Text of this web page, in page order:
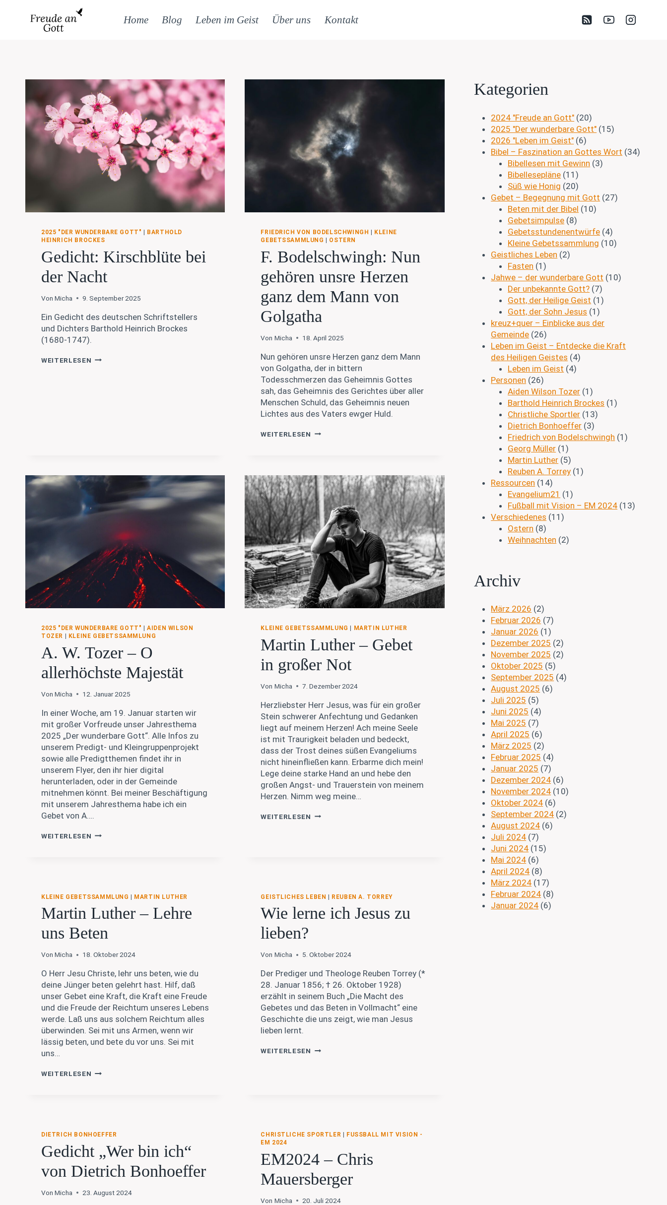
Home Blog Leben im Geist Über uns Kontakt
2025 "DER WUNDERBARE GOTT"
BARTHOLD
HEINRICH BROCKES
Gedicht: Kirschblüte bei
der Nacht
Von Micha 9. September 2025
Ein Gedicht des deutschen Schriftstellers
und Dichters Barthold Heinrich Brockes
(1680-1747).
WEITERLESEN GEDICHT:
FRIEDRICH VON BODELSCHWINGH
KLEINE
GEBETSSAMMLUNG
OSTERN
F. Bodelschwingh: Nun
gehören unsre Herzen
ganz dem Mann von
Golgatha
Von Micha 18. April 2025
Nun gehören unsre Herzen ganz dem Mann
von Golgatha, der in bittern
Todesschmerzen das Geheimnis Gottes
sah, das Geheimnis des Gerichtes über aller
Menschen Schuld, das Geheimnis neuen
Lichtes aus des Vaters ewger Huld.
WEITERLESEN F.
HERZEN
GANZ
DEM
MANN
VON
GOLGATHA
2025 "DER WUNDERBARE GOTT" |AIDEN WILSON
TOZER
KLEINE GEBETSSAMMLUNG
A. W. Tozer – O
allerhöchste Majestät
Von Micha 12. Januar 2025
In einer Woche, am 19. Januar starten wir
mit großer Vorfreude unser Jahresthema
2025 „Der wunderbare Gott“. Alle Infos zu
unserem Predigt- und Kleingruppenprojekt
sowie alle Predigtthemen findet ihr in
unserem Flyer, den ihr hier digital
herunterladen, oder in der Gemeinde
mitnehmen könnt. Bei meiner Beschäftigung
mit unserem Jahresthema habe ich ein
Gebet von A….
WEITERLESEN A.
KLEINE GEBETSSAMMLUNG MARTIN LUTHER
Martin Luther – Gebet
in großer Not
Von Micha 7. Dezember 2024
Herzliebster Herr Jesus, was für ein großer
Stein schwerer Anfechtung und Gedanken
liegt auf meinem Herzen! Ach meine Seele
ist mit Traurigkeit beladen und bedeckt,
dass der Trost deines süßen Evangeliums
nicht hineinfließen kann. Erbarme dich mein!
Lege deine starke Hand an und hebe den
großen Angst- und Trauerstein von meinem
Herzen. Nimm weg meine…
WEITERLESEN MARTIN
KLEINE GEBETSSAMMLUNG | MARTIN LUTHER
Martin Luther – Lehre
uns Beten
Von Micha 18. Oktober 2024
O Herr Jesu Christe, lehr uns beten, wie du
deine Jünger beten gelehrt hast. Hilf, daß
unser Gebet eine Kraft, die Kraft eine Freude
und die Freude der Reichtum unseres Lebens
werde. Laß uns aus solchem Reichtum alles
überwinden. Sei mit uns Armen, wenn wir
lässig beten, und bete du vor uns. Sei mit
uns…
WEITERLESEN MARTIN
GEISTLICHES LEBEN | REUBEN A. TORREY
Wie lerne ich Jesus zu
lieben?
Von Micha 5. Oktober 2024
Der Prediger und Theologe Reuben Torrey (*
28. Januar 1856; † 26. Oktober 1928)
erzählt in seinem Buch „Die Macht des
Gebetes und das Beten in Vollmacht“ eine
Geschichte die uns zeigt, wie man Jesus
lieben lernt.
WEITERLESEN WIE
DIETRICH BONHOEFFER
Gedicht „Wer bin ich“
von Dietrich Bonhoeffer
Von Micha 23. August 2024
CHRISTLICHE SPORTLER
FUSSBALL MIT VISION - E
M 2024
EM2024 – Chris
Mauersberger
Von Micha 20. Juli 2024
Kategorien
2024 "Freude an Gott" (20)
2025 "Der wunderbare Gott" (15)
2026 "Leben im Geist" (6)
Bibel – Faszination an Gottes Wort (34)
Bibellesen mit Gewinn (3)
Bibellesepläne (11)
Süß wie Honig (20)
Gebet – Begegnung mit Gott (27)
Beten mit der Bibel (10)
Gebetsimpulse (8)
Gebetsstundenentwürfe (4)
Kleine Gebetssammlung (10)
Geistliches Leben (2)
Fasten (1)
Jahwe – der wunderbare Gott (10)
Der unbekannte Gott? (7)
Gott, der Heilige Geist (1)
Gott, der Sohn Jesus (1)
kreuz+quer – Einblicke aus der
Gemeinde (26)
Leben im Geist – Entdecke die Kraft
des Heiligen Geistes (4)
Leben im Geist (4)
Personen (26)
Aiden Wilson Tozer (1)
Barthold Heinrich Brockes (1)
Christliche Sportler (13)
Dietrich Bonhoeffer (3)
Friedrich von Bodelschwingh (1)
Georg Müller (1)
Martin Luther (5)
Reuben A. Torrey (1)
Ressourcen (14)
Evangelium21 (1)
Fußball mit Vision – EM 2024 (13)
Verschiedenes (11)
Ostern (8)
Weihnachten (2)
Archiv
März 2026 (2)
Februar 2026 (7)
Januar 2026 (1)
Dezember 2025 (2)
November 2025 (2)
Oktober 2025 (5)
September 2025 (4)
August 2025 (6)
Juli 2025 (5)
Juni 2025 (4)
Mai 2025 (7)
April 2025 (6)
März 2025 (2)
Februar 2025 (4)
Januar 2025 (7)
Dezember 2024 (6)
November 2024 (10)
Oktober 2024 (6)
September 2024 (2)
August 2024 (6)
Juli 2024 (7)
Juni 2024 (15)
Mai 2024 (6)
April 2024 (8)
März 2024 (17)
Februar 2024 (8)
Januar 2024 (6)